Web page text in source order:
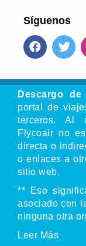
Síguenos
Descargo de
portal de
terceros. Al
Flycoair no
directa o
o enlaces a
sitio web.
** Eso
asociado con
ninguna otra
Leer Más